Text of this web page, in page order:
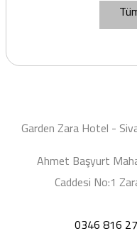
Garden Zara Hotel -
Ahmet Başyurt
Caddesi No:1
0346 816